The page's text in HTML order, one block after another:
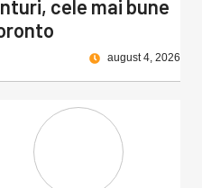
cele mai bune
august 4, 2026